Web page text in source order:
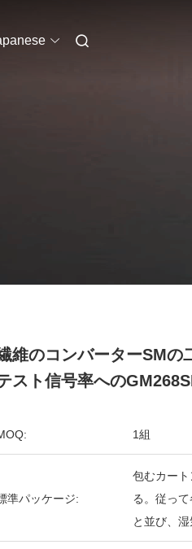
維のコンバーターSMの
スト信号率への
1組
準パッケージ:
包むカー
る。従っ
と並び、